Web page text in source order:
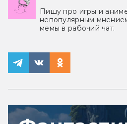
Пишу про игры и
непопулярным
мемы в рабочий чат.